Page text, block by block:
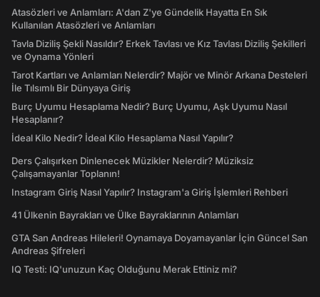
Atasözleri ve Anlamları: A'dan Z'ye Gündelik Hayatta En Sık
Kullanılan Atasözleri ve Anlamları
Tavla Diziliş Şekli Nasıldır? Erkek Tavlası ve Kız Tavlası Diziliş Şekilleri
ve Oynama Yönleri
Tarot Kartları ve Anlamları Nelerdir? Majör ve Minör Arkana Desteleri
İle Tılsımlı Bir Dünyaya Giriş
Burç Uyumu Hesaplama Nedir? Burç Uyumu, Aşk Uyumu Nasıl
Hesaplanır?
İdeal Kilo Nedir? İdeal Kilo Hesaplama Nasıl Yapılır?
Ders Çalışırken Dinlenecek Müzikler Nelerdir? Müziksiz
Çalışamayanlar Toplanın!
Instagram Giriş Nasıl Yapılır? Instagram'a Giriş İşlemleri Rehberi
41 Ülkenin Bayrakları ve Ülke Bayraklarının Anlamları
GTA San Andreas Hileleri! Oynamaya Doyamayanlar İçin Güncel San
Andreas Şifreleri
IQ Testi: IQ'unuzun Kaç Olduğunu Merak Ettiniz mi?